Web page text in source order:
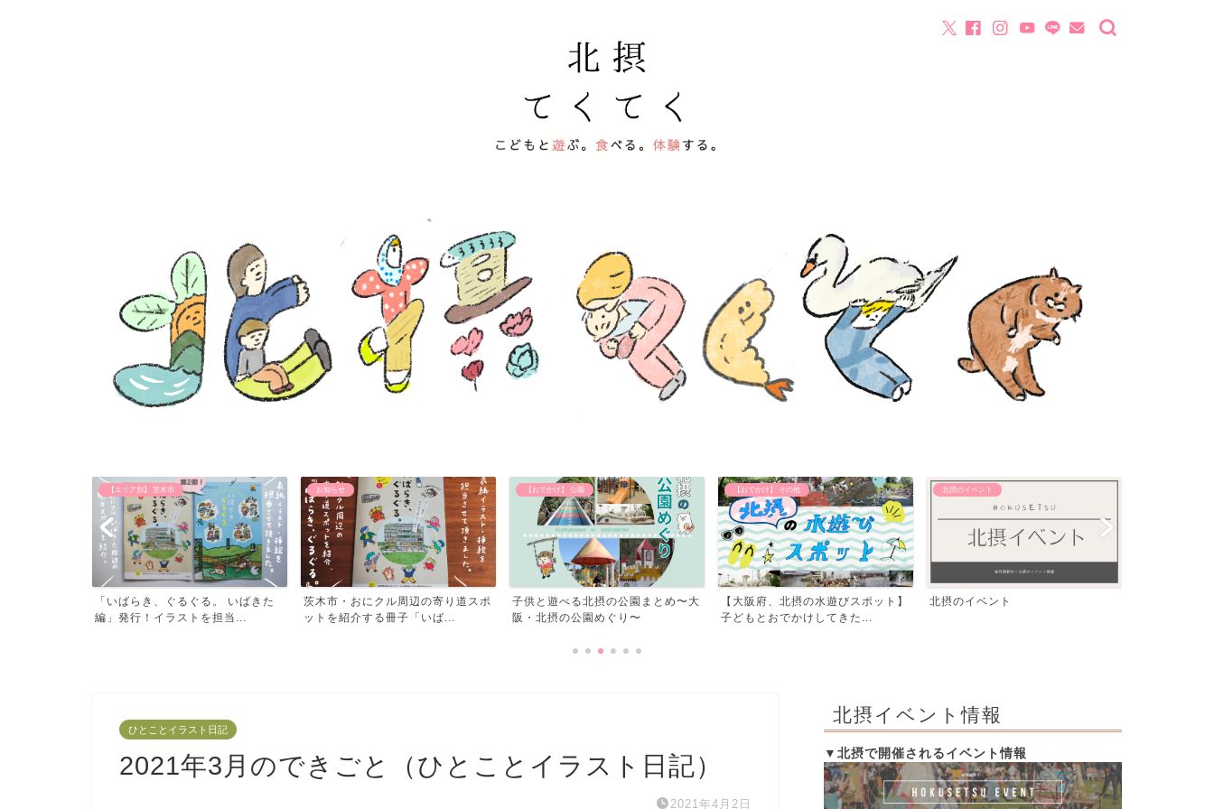
お知らせ
茨木市・おにクル周辺の寄り道スポ
ットを紹介する冊子「いば...
【おでかけ】 公園
子供と遊べる北摂の公園まとめ〜大
阪・北摂の公園めぐり〜
【おでかけ】 その他
【大阪府、北摂の水遊びスポット】
子どもとおでかけしてきた...
北摂のイベント
北摂のイベント
【おでかけ】 その他
飛行機が間近で見える！豊中つばさ
ひとことイラスト日記
2021年3月のできごと（ひとことイラスト日記）
2021年4月2日
北摂イベント情報
▼北摂で開催されるイベント情報